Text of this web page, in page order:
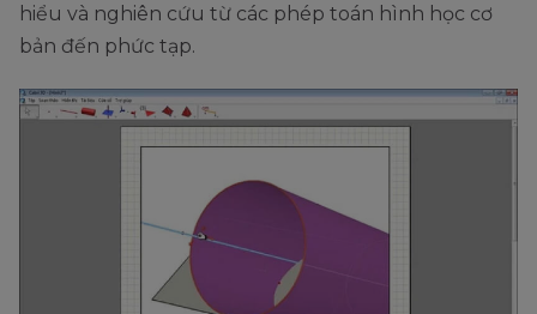
hiểu và nghiên cứu từ các phép toán hình học cơ
bản đến phức tạp.